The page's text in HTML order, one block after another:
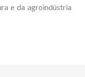
e da agroindústria